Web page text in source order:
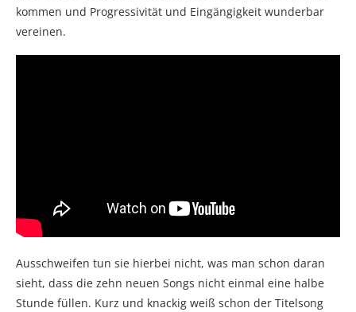
kommen und Progressivität und Eingängigkeit wunderbar
vereinen.
Ausschweifen tun sie hierbei nicht, was man schon daran
sieht, dass die zehn neuen Songs nicht einmal eine halbe
Stunde füllen. Kurz und knackig weiß schon der Titelsong